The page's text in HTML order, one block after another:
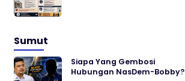
Sumut
Siapa Yang Gembosi
Hubungan NasDem-Bobby?